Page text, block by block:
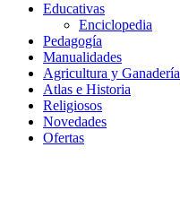
Educativas
Enciclopedia
Pedagogía
Manualidades
Agricultura y Ganadería
Atlas e Historia
Religiosos
Novedades
Ofertas